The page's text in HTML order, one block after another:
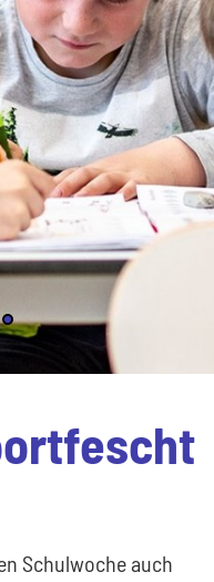
Schulwoche auch